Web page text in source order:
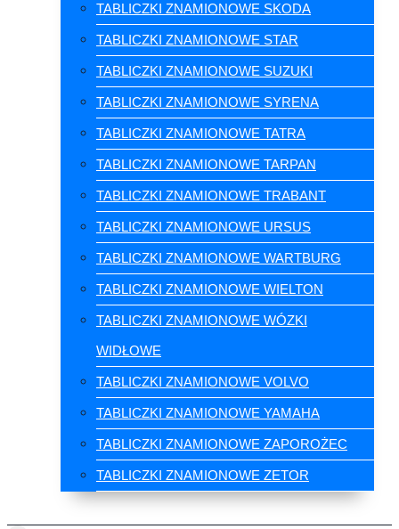
TABLICZKI ZNAMIONOWE SKODA
TABLICZKI ZNAMIONOWE STAR
TABLICZKI ZNAMIONOWE SUZUKI
TABLICZKI ZNAMIONOWE SYRENA
TABLICZKI ZNAMIONOWE TATRA
TABLICZKI ZNAMIONOWE TARPAN
TABLICZKI ZNAMIONOWE TRABANT
TABLICZKI ZNAMIONOWE URSUS
TABLICZKI ZNAMIONOWE WARTBURG
TABLICZKI ZNAMIONOWE WIELTON
TABLICZKI ZNAMIONOWE WÓZKI
WIDŁOWE
TABLICZKI ZNAMIONOWE VOLVO
TABLICZKI ZNAMIONOWE YAMAHA
TABLICZKI ZNAMIONOWE ZAPOROŻEC
TABLICZKI ZNAMIONOWE ZETOR